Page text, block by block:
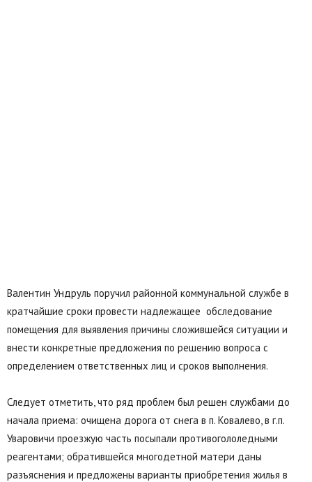
Валентин Ундруль поручил районной коммунальной службе в
кратчайшие сроки провести надлежащее обследование
помещения для выявления причины сложившейся ситуации и
внести конкретные предложения по решению вопроса с
определением ответственных лиц и сроков выполнения.
Следует отметить, что ряд проблем был решен службами до
начала приема: очищена дорога от снега в п. Ковалево, в г.п.
Уваровичи проезжую часть посыпали противогололедными
реагентами; обратившейся многодетной матери даны
разъяснения и предложены варианты приобретения жилья в